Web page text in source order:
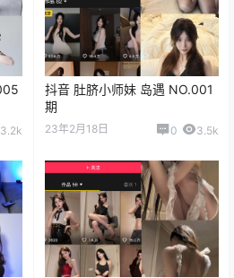
3.2k
抖音 肚脐小师妹 岛遇 NO.001
期
23年2月18日 0 3.5k